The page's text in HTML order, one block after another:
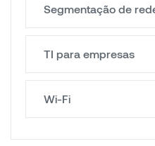
Segmentação de
TI para empresas
Wi-Fi